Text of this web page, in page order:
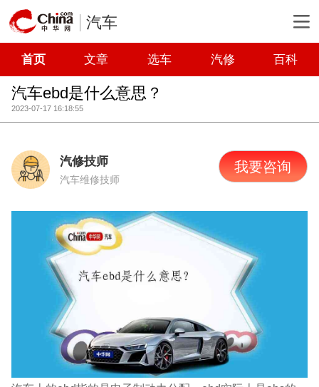
汽车
首页 文章 选车 汽修 百科
汽车ebd是什么意思？
2023-07-17 16:18:55
汽修技师
汽车维修技师
我要咨询